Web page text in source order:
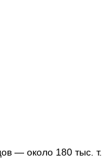
— около 180 тыс. т.